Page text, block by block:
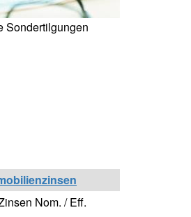
Sondertilgungen
Nom. / Eff.